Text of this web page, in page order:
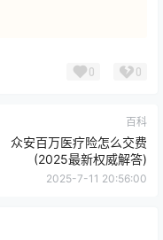
0 0
百科
众安百万医疗险怎么交费
(2025最新权威解答)
2025-7-11 20:56:00